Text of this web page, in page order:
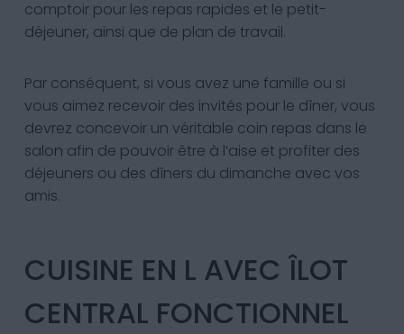
comptoir pour les repas rapides et le petit-
déjeuner, ainsi que de plan de travail.
Par conséquent, si vous avez une famille ou si
vous aimez recevoir des invités pour le dîner, vous
devrez concevoir un véritable coin repas dans le
salon afin de pouvoir être à l’aise et profiter des
déjeuners ou des dîners du dimanche avec vos
amis.
CUISINE EN L AVEC ÎLOT
CENTRAL FONCTIONNEL